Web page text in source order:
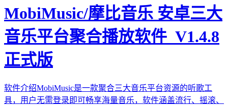
MobiMusic/摩比音乐 安卓三大
音乐平台聚合播放软件_V1.4.8
正式版
软件介绍MobiMusic是一款聚合三大音乐平台资源的听歌工
具，用户无需登录即可畅享海量音乐，软件涵盖流行、摇滚、